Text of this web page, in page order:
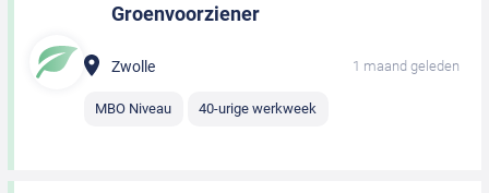
Groenvoorziener
Zwolle 1 maand geleden
MBO Niveau 40-urige werkweek